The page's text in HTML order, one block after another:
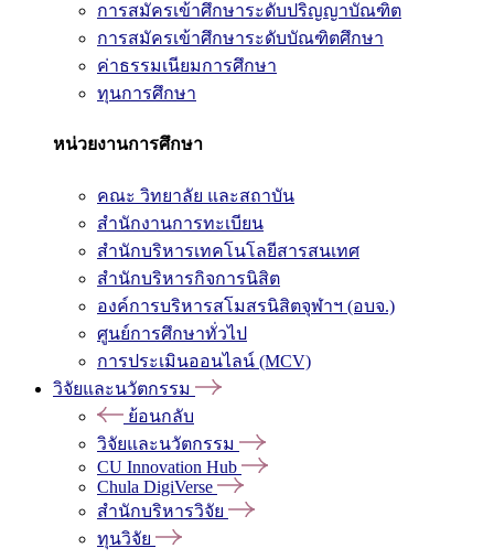
การสมัครเข้าศึกษาระดับปริญญาบัณฑิต
การสมัครเข้าศึกษาระดับบัณฑิตศึกษา
ค่าธรรมเนียมการศึกษา
ทุนการศึกษา
หน่วยงานการศึกษา
คณะ วิทยาลัย และสถาบัน
สำนักงานการทะเบียน
สำนักบริหารเทคโนโลยีสารสนเทศ
สำนักบริหารกิจการนิสิต
องค์การบริหารสโมสรนิสิตจุฬาฯ (อบจ.)
ศูนย์การศึกษาทั่วไป
การประเมินออนไลน์ (MCV)
วิจัยและนวัตกรรม
ย้อนกลับ
วิจัยและนวัตกรรม
CU Innovation Hub
Chula DigiVerse
สำนักบริหารวิจัย
ทุนวิจัย